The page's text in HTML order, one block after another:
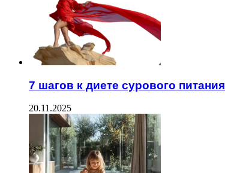
7 шагов к диете сурового питания
20.11.2025